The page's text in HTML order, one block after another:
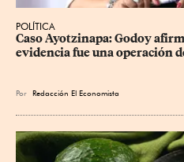
POLÍTICA
Caso Ayotzinapa: Godoy
evidencia fue una operación
Por Redacción El Economista